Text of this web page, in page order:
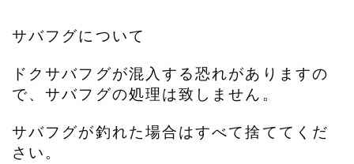
サバフグについて
ドクサバフグが混入する恐れがありますの
で、サバフグの処理は致しません。
サバフグが釣れた場合はすべて捨ててくだ
さい。